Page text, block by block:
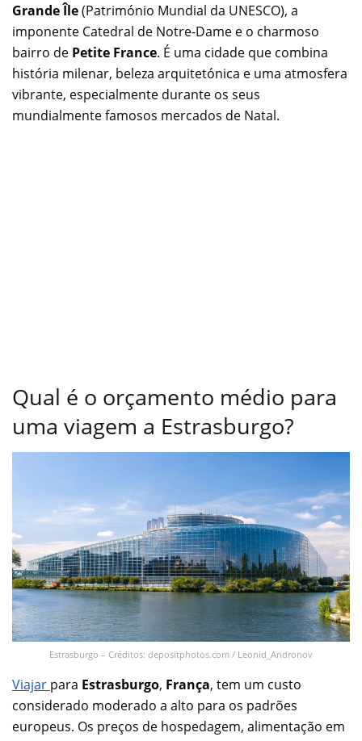
Grande Île(Património Mundial da UNESCO), a
imponente Catedral de Notre-Dame e o charmoso
bairro de Petite France. É uma cidade que combina
história milenar, beleza arquitetónica e uma atmosfera
vibrante, especialmente durante os seus
mundialmente famosos mercados de Natal.
Qual é o orçamento médio para
uma viagem a Estrasburgo?
Estrasburgo – Créditos: depositphotos.com / Leonid_Andronov
Viajar para Estrasburgo, França, tem um custo
considerado moderado a alto para os padrões
europeus. Os preços de hospedagem, alimentação em